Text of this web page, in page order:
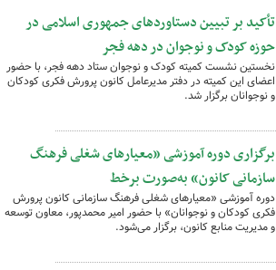
تأکید بر تبیین دستاوردهای جمهوری اسلامی در
حوزه کودک و نوجوان در دهه فجر
نخستین نشست کمیته کودک و نوجوان ستاد دهه فجر، با حضور
اعضای این کمیته در دفتر مدیرعامل کانون پرورش فکری کودکان
و نوجوانان برگزار شد.
برگزاری دوره آموزشی «معیارهای شغلی فرهنگ
سازمانی کانون» به‌صورت برخط
دوره آموزشی «معیارهای شغلی فرهنگ سازمانی کانون پرورش
فکری کودکان و نوجوانان» با حضور امیر محمدپور، معاون توسعه
و مدیریت منابع کانون، برگزار می‌شود.